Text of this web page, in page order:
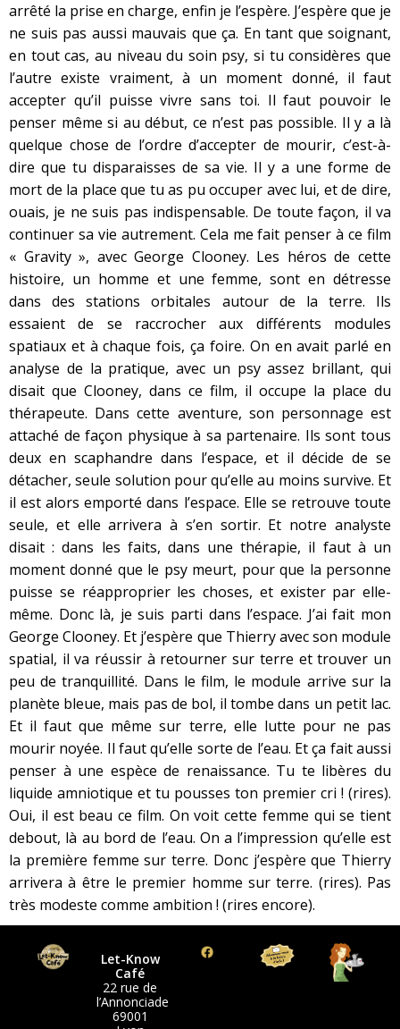
arrêté la prise en charge, enfin je l’espère. J’espère que je
ne suis pas aussi mauvais que ça. En tant que soignant,
en tout cas, au niveau du soin psy, si tu considères que
l’autre existe vraiment, à un moment donné, il faut
accepter qu’il puisse vivre sans toi. Il faut pouvoir le
penser même si au début, ce n’est pas possible. Il y a là
quelque chose de l’ordre d’accepter de mourir, c’est-à-
dire que tu disparaisses de sa vie. Il y a une forme de
mort de la place que tu as pu occuper avec lui, et de dire,
ouais, je ne suis pas indispensable. De toute façon, il va
continuer sa vie autrement. Cela me fait penser à ce film
« Gravity », avec George Clooney. Les héros de cette
histoire, un homme et une femme, sont en détresse
dans des stations orbitales autour de la terre. Ils
essaient de se raccrocher aux différents modules
spatiaux et à chaque fois, ça foire. On en avait parlé en
analyse de la pratique, avec un psy assez brillant, qui
disait que Clooney, dans ce film, il occupe la place du
thérapeute. Dans cette aventure, son personnage est
attaché de façon physique à sa partenaire. Ils sont tous
deux en scaphandre dans l’espace, et il décide de se
détacher, seule solution pour qu’elle au moins survive. Et
il est alors emporté dans l’espace. Elle se retrouve toute
seule, et elle arrivera à s’en sortir. Et notre analyste
disait : dans les faits, dans une thérapie, il faut à un
moment donné que le psy meurt, pour que la personne
puisse se réapproprier les choses, et exister par elle-
même. Donc là, je suis parti dans l’espace. J’ai fait mon
George Clooney. Et j’espère que Thierry avec son module
spatial, il va réussir à retourner sur terre et trouver un
peu de tranquillité. Dans le film, le module arrive sur la
planète bleue, mais pas de bol, il tombe dans un petit lac.
Et il faut que même sur terre, elle lutte pour ne pas
mourir noyée. Il faut qu’elle sorte de l’eau. Et ça fait aussi
penser à une espèce de renaissance. Tu te libères du
liquide amniotique et tu pousses ton premier cri ! (rires).
Oui, il est beau ce film. On voit cette femme qui se tient
debout, là au bord de l’eau. On a l’impression qu’elle est
la première femme sur terre. Donc j’espère que Thierry
arrivera à être le premier homme sur terre. (rires). Pas
très modeste comme ambition ! (rires encore).
Let-Know
Café
22 rue de
l’Annonciade
69001